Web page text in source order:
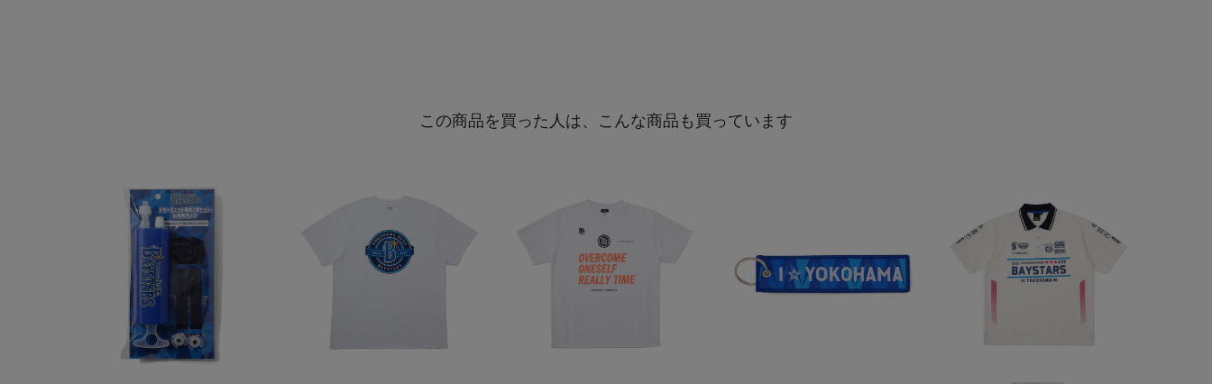
この商品を買った人は、こんな商品も買っています